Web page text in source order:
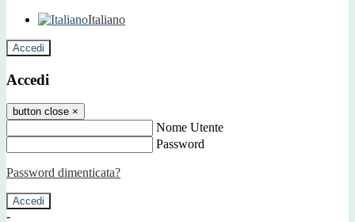
Italiano
Accedi
Accedi
button close ×
Nome Utente
Password
Password dimenticata?
-